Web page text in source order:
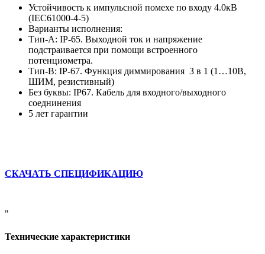
Устойчивость к импульсной помехе по входу 4.0кВ
(IEC61000-4-5)
Варианты исполнения:
Тип-А: IP-65. Выходной ток и напряжение
подстраивается при помощи встроенного
потенциометра.
Тип-B: IP-67. Функция диммирования 3 в 1 (1…10В,
ШИМ, резистивный)
Без буквы: IP67. Кабель для входного/выходного
соеднинения
5 лет гарантии
СКАЧАТЬ СПЕЦИФИКАЦИЮ
"
Технические характеристики